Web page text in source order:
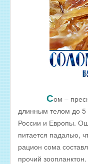
КОПЧЕНАЯ РЫБА
ВЯЛЕНАЯ РЫБА
РЫБНЫЕ КОНСЕРВЫ
РЫБНЫЕ СТЕЙКИ
РЫБА ДЛЯ
ПРАЙС-ЛИСТЫ
ОПТОВИКАМ
Оптовые цены на
Сом –
длинным телом до 5
России и Европы.
питается падалью,
рацион сома
прочий